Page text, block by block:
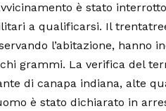
è stato
a qualificarsi. Il
l’abitazione, hanno
grammi. La verifica del
di canapa indiana, alte
è stato dichiarato in